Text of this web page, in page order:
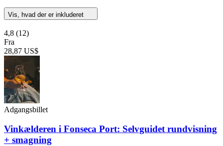
Vis, hvad der er inkluderet
4,8 (12)
Fra
28,87 US$
Adgangsbillet
Vinkælderen i Fonseca Port: Selvguidet rundvisning
+ smagning